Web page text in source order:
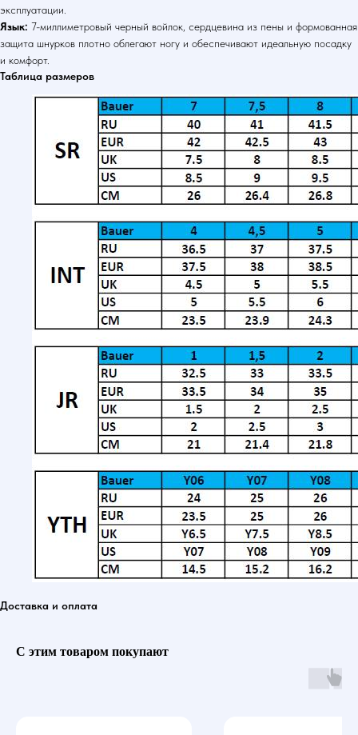
эксплуатации.
Язык: 7-миллиметровый черный войлок, сердцевина из пены и формованная
защита шнурков плотно облегают ногу и обеспечивают идеальную посадку
и комфорт.
Таблица размеров
Доставка и оплата
С этим товаром покупают